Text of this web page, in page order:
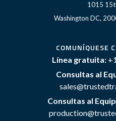
1015
Washington DC,
COMUNÍQUESE
Línea gratuita:
Consultas al
Consultas al